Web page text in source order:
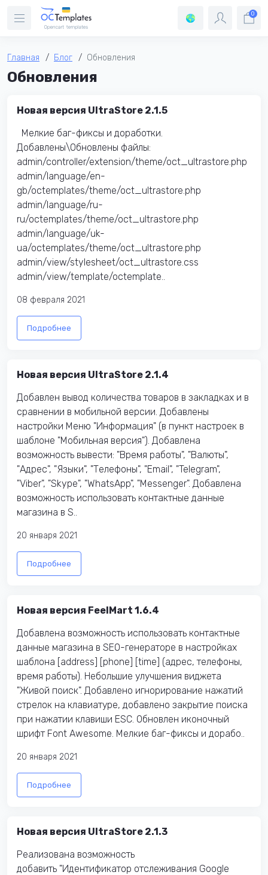
0
Главная Блог Обновления
Обновления
Новая версия UltraStore 2.1.5
Мелкие баг-фиксы и доработки.
Добавлены\Обновлены файлы:
admin/controller/extension/theme/oct_ultrastore.php
admin/language/en-
gb/octemplates/theme/oct_ultrastore.php
admin/language/ru-
ru/octemplates/theme/oct_ultrastore.php
admin/language/uk-
ua/octemplates/theme/oct_ultrastore.php
admin/view/stylesheet/oct_ultrastore.css
admin/view/template/octemplate..
08 февраля 2021
Подробнее
Новая версия UltraStore 2.1.4
Добавлен вывод количества товаров в закладках и в
сравнении в мобильной версии. Добавлены
настройки Меню "Информация" (в пункт настроек в
шаблоне "Мобильная версия"). Добавлена
возможность вывести: "Время работы", "Валюты",
"Адрес", "Языки", "Телефоны", "Email", "Telegram",
"Viber", "Skype", "WhatsApp", "Messenger". Добавлена
возможность использовать контактные данные
магазина в S..
20 января 2021
Подробнее
Новая версия FeelMart 1.6.4
Добавлена возможность использовать контактные
данные магазина в SEO-генераторе в настройках
шаблона [address] [phone] [time] (адрес, телефоны,
время работы). Небольшие улучшения виджета
"Живой поиск". Добавлено игнорирование нажатий
стрелок на клавиатуре, добавлено закрытие поиска
при нажатии клавиши ESC. Обновлен иконочный
шрифт Font Awesome. Мелкие баг-фиксы и дорабо..
20 января 2021
Подробнее
Новая версия UltraStore 2.1.3
Реализована возможность
добавить "Идентификатор отслеживания Google